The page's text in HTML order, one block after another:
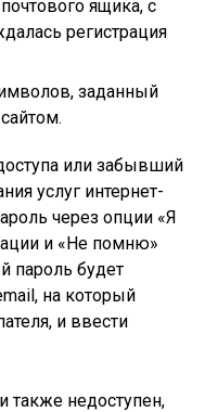
ящика, с
регистрация
заданный
или забывший
услуг интернет-
через опции «Я
и «Не помню»
пароль будет
на который
и ввести
также недоступен,